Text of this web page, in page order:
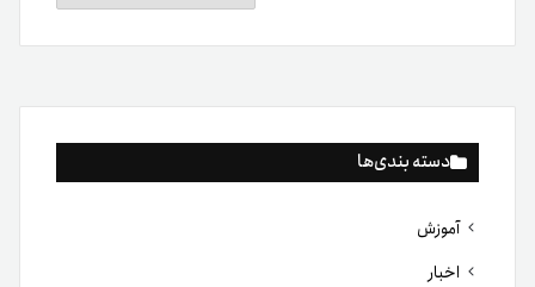
دسته بندی‌ها
آموزش
اخبار